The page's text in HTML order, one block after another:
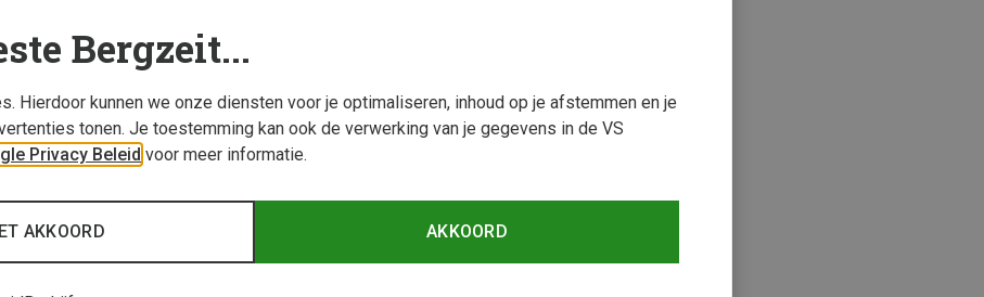
Bergzeit...
Hierdoor kunnen we onze diensten voor je optimaliseren, inhoud op je afstemmen en je
tonen. Je toestemming kan ook de verwerking van je gegevens in de VS
Privacy Beleid voor meer informatie.
AKKOORD
AKKOORD